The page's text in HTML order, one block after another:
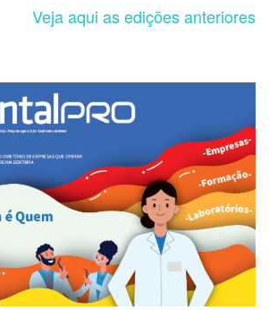
Veja aqui as edições anteriores